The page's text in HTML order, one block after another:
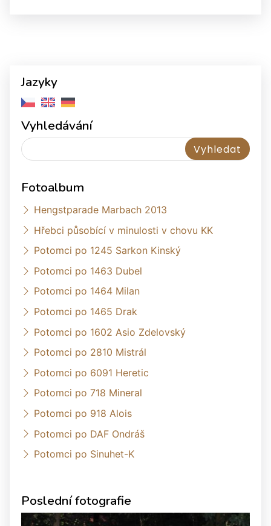
Jazyky
Vyhledávání
Fotoalbum
Hengstparade Marbach 2013
Hřebci působící v minulosti v chovu KK
Potomci po 1245 Sarkon Kinský
Potomci po 1463 Dubel
Potomci po 1464 Milan
Potomci po 1465 Drak
Potomci po 1602 Asio Zdelovský
Potomci po 2810 Mistrál
Potomci po 6091 Heretic
Potomci po 718 Mineral
Potomci po 918 Alois
Potomci po DAF Ondráš
Potomci po Sinuhet-K
Poslední fotografie